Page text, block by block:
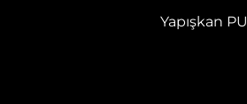
Yapışkan PU